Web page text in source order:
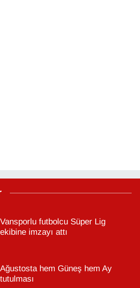
Vansporlu futbolcu Süper Lig
ekibine imzayı attı
Ağustosta hem Güneş hem Ay
tutulması